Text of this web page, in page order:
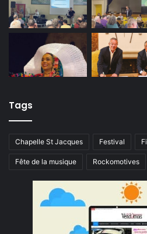
Tags
Chapelle St Jacques Festival
Fête de la musique Rockomotives